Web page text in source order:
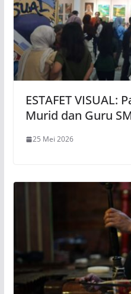
ESTAFET VISUAL:
Murid dan Guru
25 Mei 2026